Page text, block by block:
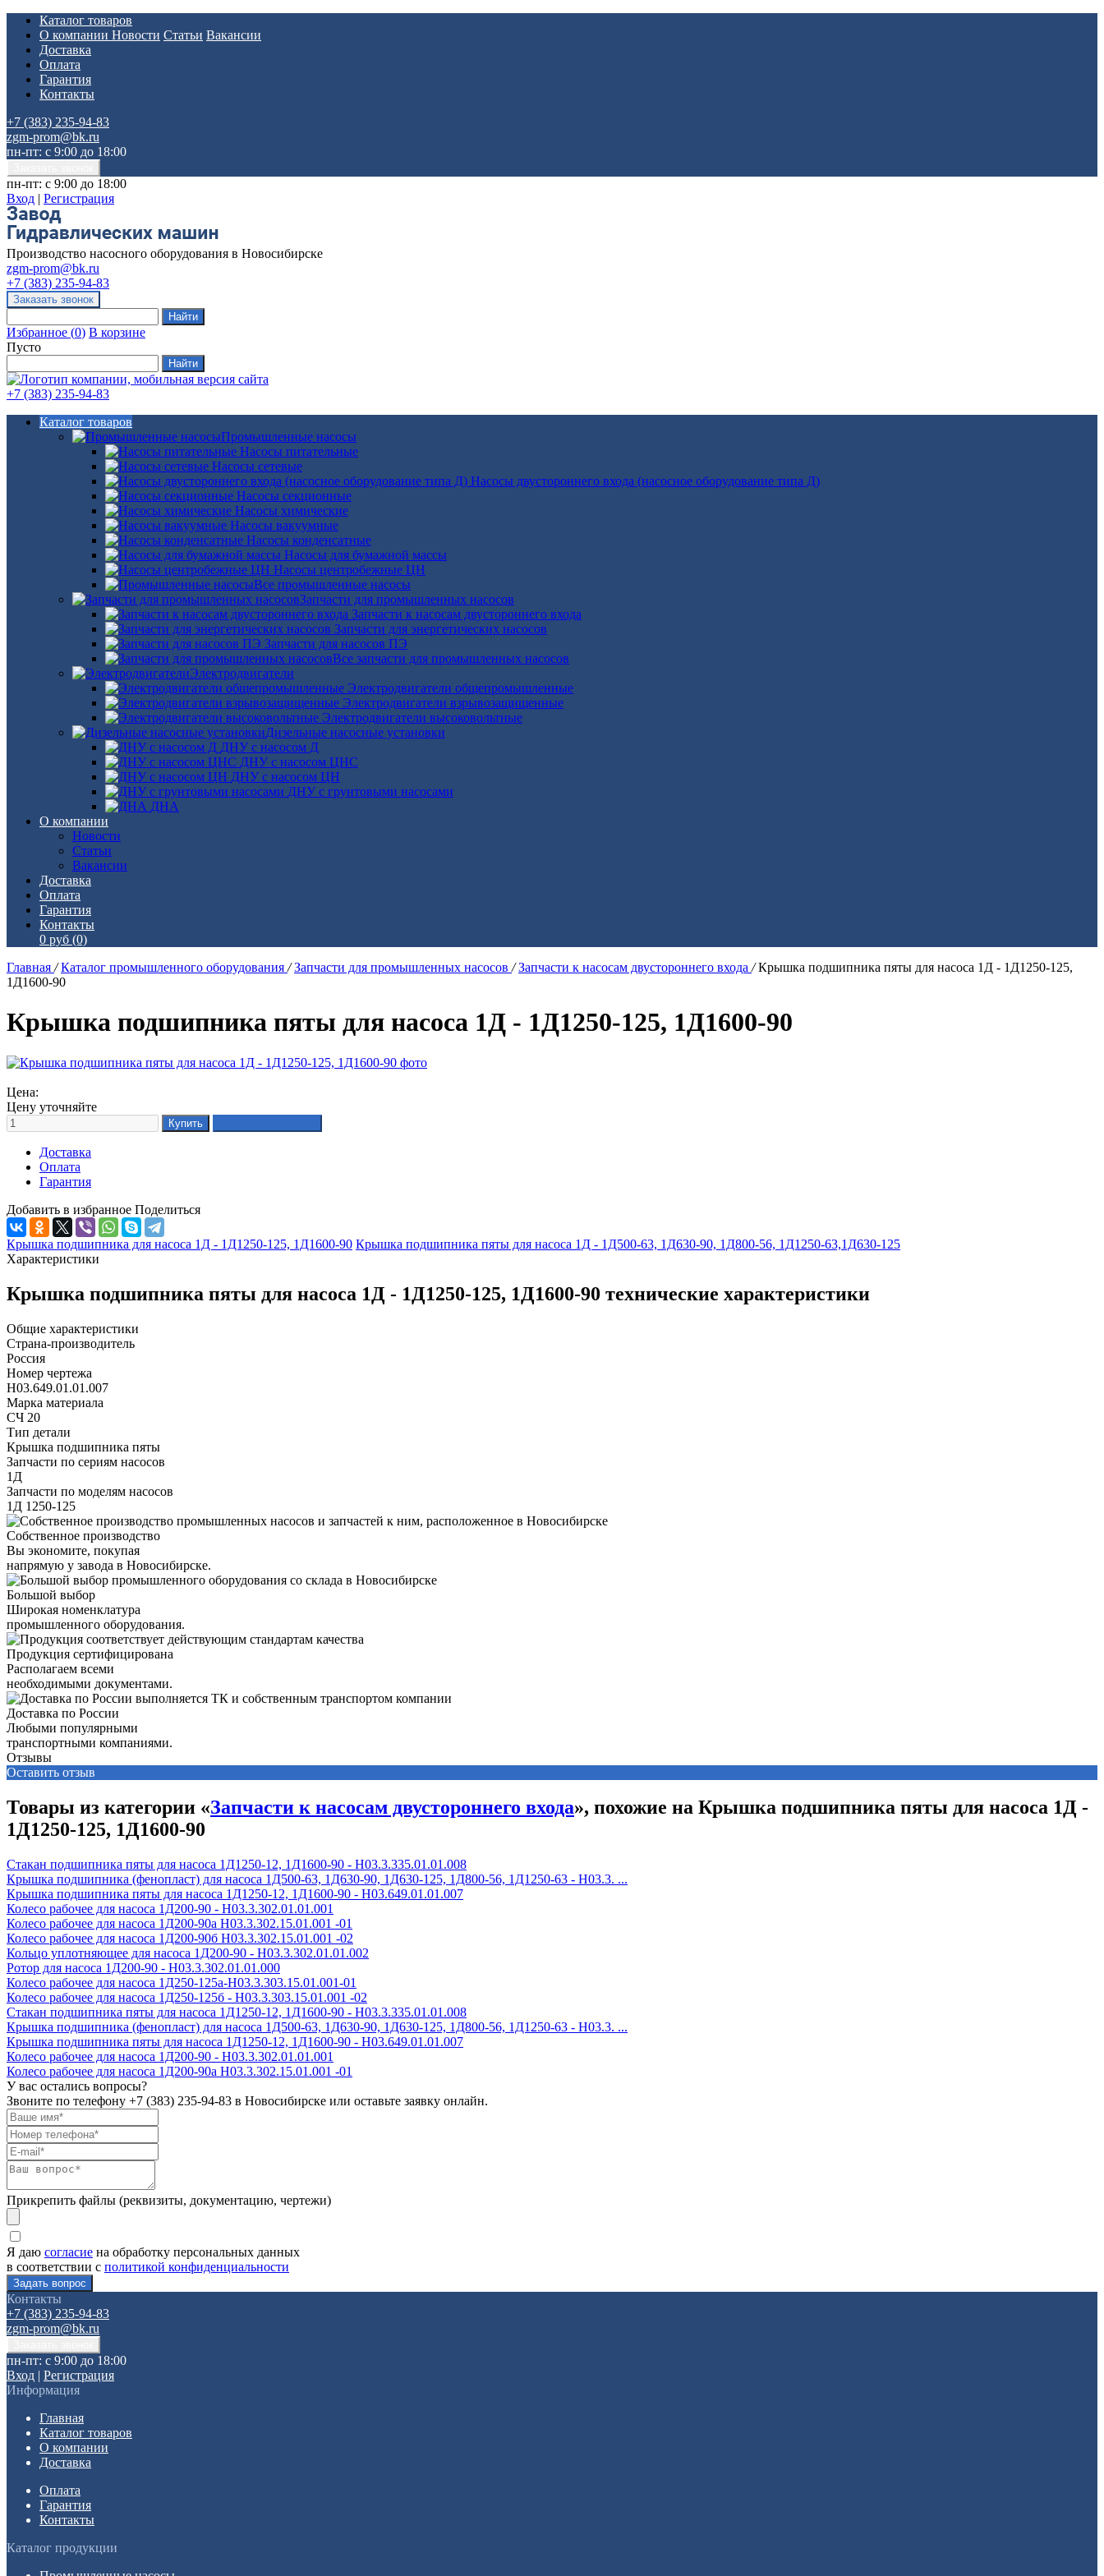
Каталог товаров
О компании Новости Статьи Вакансии
Доставка
Оплата
Гарантия
Контакты
+7 (383) 235-94-83
zgm-prom@bk.ru
пн-пт: с 9:00 до 18:00
пн-пт: с 9:00 до 18:00
Вход | Регистрация
Производство насосного оборудования в Новосибирске
zgm-prom@bk.ru
+7 (383) 235-94-83
Избранное (0) В корзине
Пусто
+7 (383) 235-94-83
Каталог товаров
Промышленные насосы
Насосы питательные
Насосы сетевые
Насосы двустороннего входа (насосное оборудование типа Д)
Насосы секционные
Насосы химические
Насосы вакуумные
Насосы конденсатные
Насосы для бумажной массы
Насосы центробежные ЦН
Все промышленные насосы
Запчасти для промышленных насосов
Запчасти к насосам двустороннего входа
Запчасти для энергетических насосов
Запчасти для насосов ПЭ
Все запчасти для промышленных насосов
Электродвигатели
Электродвигатели общепромышленные
Электродвигатели взрывозащищенные
Электродвигатели высоковольтные
Дизельные насосные установки
ДНУ с насосом Д
ДНУ с насосом ЦНС
ДНУ с насосом ЦН
ДНУ с грунтовыми насосами
ДНА
О компании
Новости
Статьи
Вакансии
Доставка
Оплата
Гарантия
Контакты
0 руб (0)
Главная / Каталог промышленного оборудования / Запчасти для промышленных насосов / Запчасти к насосам двустороннего входа / Крышка подшипника пяты для насоса 1Д - 1Д1250-125,
1Д1600-90
Крышка подшипника пяты для насоса 1Д - 1Д1250-125, 1Д1600-90
Цена:
Цену уточняйте
Доставка
Оплата
Гарантия
Добавить в избранное Поделиться
Крышка подшипника для насоса 1Д - 1Д1250-125, 1Д1600-90 Крышка подшипника пяты для насоса 1Д - 1Д500-63, 1Д630-90, 1Д800-56, 1Д1250-63,1Д630-125
Характеристики
Крышка подшипника пяты для насоса 1Д - 1Д1250-125, 1Д1600-90 технические характеристики
Общие характеристики
Страна-производитель
Россия
Номер чертежа
Н03.649.01.01.007
Марка материала
СЧ 20
Тип детали
Крышка подшипника пяты
Запчасти по сериям насосов
1Д
Запчасти по моделям насосов
1Д 1250-125
Собственное производство
Вы экономите, покупая
напрямую у завода в Новосибирске.
Большой выбор
Широкая номенклатура
промышленного оборудования.
Продукция сертифицирована
Располагаем всеми
необходимыми документами.
Доставка по России
Любыми популярными
транспортными компаниями.
Отзывы
Оставить отзыв
Товары из категории «Запчасти к насосам двустороннего входа», похожие на Крышка подшипника пяты для насоса 1Д -
1Д1250-125, 1Д1600-90
Стакан подшипника пяты для насоса 1Д1250-12, 1Д1600-90 - Н03.3.335.01.01.008
Крышка подшипника (фенопласт) для насоса 1Д500-63, 1Д630-90, 1Д630-125, 1Д800-56, 1Д1250-63 - Н03.3. ...
Крышка подшипника пяты для насоса 1Д1250-12, 1Д1600-90 - Н03.649.01.01.007
Колесо рабочее для насоса 1Д200-90 - H03.3.302.01.01.001
Колесо рабочее для насоса 1Д200-90а H03.3.302.15.01.001 -01
Колесо рабочее для насоса 1Д200-90б H03.3.302.15.01.001 -02
Кольцо уплотняющее для насоса 1Д200-90 - Н03.3.302.01.01.002
Ротор для насоса 1Д200-90 - Н03.3.302.01.01.000
Колесо рабочее для насоса 1Д250-125а-Н03.3.303.15.01.001-01
Колесо рабочее для насоса 1Д250-125б - Н03.3.303.15.01.001 -02
Стакан подшипника пяты для насоса 1Д1250-12, 1Д1600-90 - Н03.3.335.01.01.008
Крышка подшипника (фенопласт) для насоса 1Д500-63, 1Д630-90, 1Д630-125, 1Д800-56, 1Д1250-63 - Н03.3. ...
Крышка подшипника пяты для насоса 1Д1250-12, 1Д1600-90 - Н03.649.01.01.007
Колесо рабочее для насоса 1Д200-90 - H03.3.302.01.01.001
Колесо рабочее для насоса 1Д200-90а H03.3.302.15.01.001 -01
У вас остались вопросы?
Звоните по телефону +7 (383) 235-94-83 в Новосибирске или оставьте заявку онлайн.
Прикрепить файлы (реквизиты, документацию, чертежи)
Я даю согласие на обработку персональных данных
в соответствии с политикой конфиденциальности
Контакты
+7 (383) 235-94-83
zgm-prom@bk.ru
пн-пт: с 9:00 до 18:00
Вход | Регистрация
Информация
Главная
Каталог товаров
О компании
Доставка
Оплата
Гарантия
Контакты
Каталог продукции